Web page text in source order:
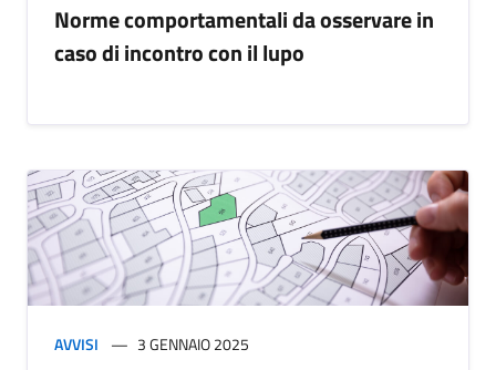
Norme comportamentali da osservare in
caso di incontro con il lupo
AVVISI 3 GENNAIO 2025